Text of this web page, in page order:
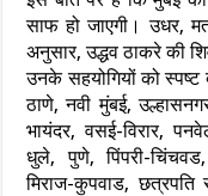
साफ हो जाएगी। उधर,
अनुसार, उद्धव ठाकरे की
उनके सहयोगियों को
ठाणे, नवी मुंबई,
भायंदर, वसई-विरार,
धुले, पुणे, पिंपरी-
मिराज-कुपवाड, छत्रपति